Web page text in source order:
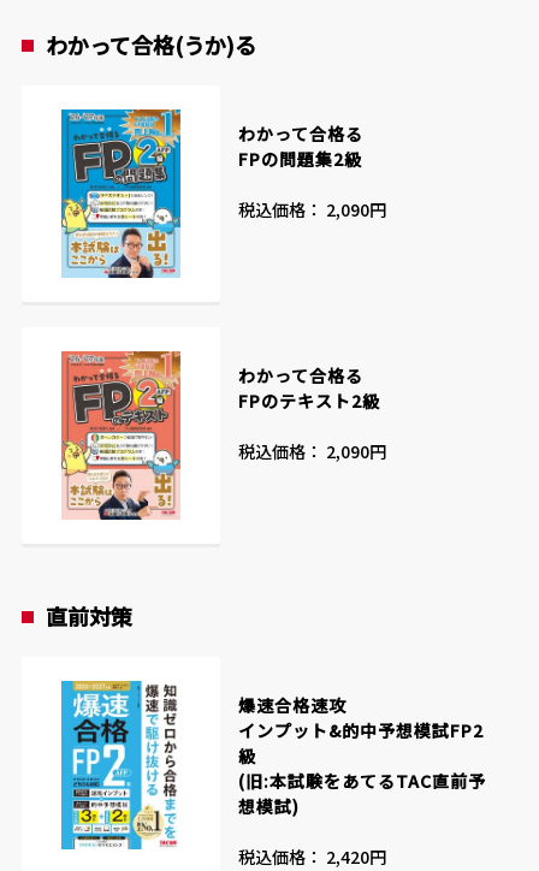
わかって合格(うか)る
わかって合格る
FPの問題集2級
税込価格： 2,090円
わかって合格る
FPのテキスト2級
税込価格： 2,090円
直前対策
爆速合格速攻
インプット&的中予想模試FP2
級
(旧:本試験をあてるTAC直前予
想模試)
税込価格： 2,420円